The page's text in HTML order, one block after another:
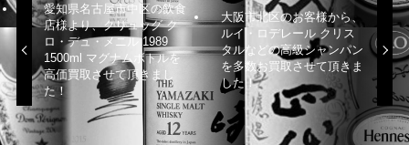
愛知県名古屋市中区の飲食
店様より、クリュッグ ク
ロ・デュ・メニル 1989
1500ml マグナムボトルを
高価買取させて頂きまし
た！
大阪市北区のお客様から、
ルイ・ロデレール クリス
タルなどの高級シャンパン
を多数お買取させて頂きま
した！